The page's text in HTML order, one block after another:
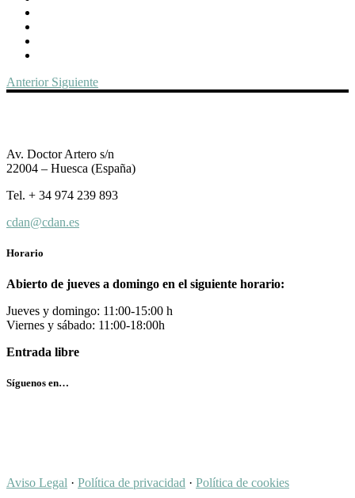
Anterior Siguiente
Av. Doctor Artero s/n
22004 – Huesca (España)
Tel. + 34 974 239 893
cdan@cdan.es
Horario
Abierto de jueves a domingo en el siguiente horario:
Jueves y domingo: 11:00-15:00 h
Viernes y sábado: 11:00-18:00h
Entrada libre
Síguenos en…
Aviso Legal · Política de privacidad · Política de cookies